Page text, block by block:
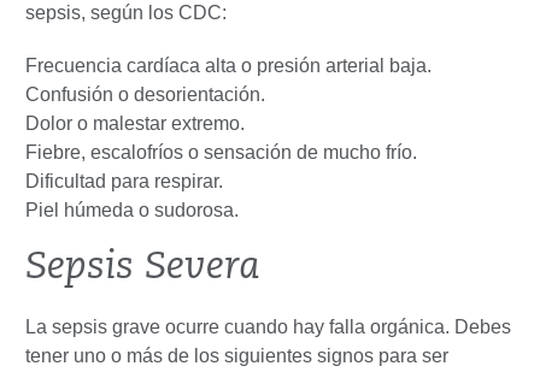
sepsis, según los CDC:
Frecuencia cardíaca alta o presión arterial baja.
Confusión o desorientación.
Dolor o malestar extremo.
Fiebre, escalofríos o sensación de mucho frío.
Dificultad para respirar.
Piel húmeda o sudorosa.
Sepsis Severa
La sepsis grave ocurre cuando hay falla orgánica. Debes
tener uno o más de los siguientes signos para ser